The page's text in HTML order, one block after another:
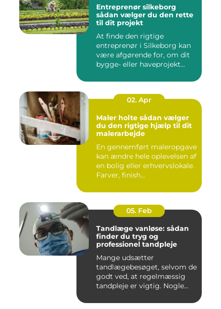
Entreprenør silkeborg
sådan vælger du den rette
til dit projekt
At finde den rigtige
entreprenør i Silkeborg kan
være afgørende for, om dit
bygge- eller haveprojekt...
02. Apr
Maler holte sådan vælger
du den rigtige hjælp til dit
malerarbejde
En gennemført maleropgave
kan ændre hele oplevelsen af
en bolig eller erhvervslokale.
Farver, finish...
05. Feb
Tandlæge vanløse: sådan
finder du tryg og
professionel tandpleje
Mange udsætter
tandlægebesøget, selvom de
godt ved, at regelmæssig
tandpleje er vigtig. Nogle